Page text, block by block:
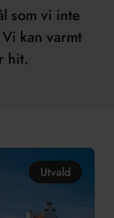
som vi inte
kan varmt
hit.
Utvald